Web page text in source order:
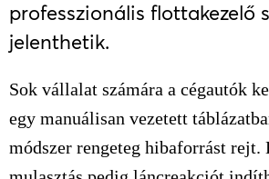
professzionális flottakezelő
jelenthetik.
Sok vállalat számára a cégautók
egy manuálisan vezetett
módszer rengeteg hibaforrást rejt.